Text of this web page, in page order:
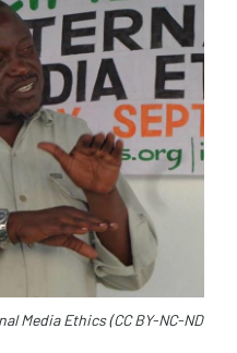
Media Ethics (CC BY-NC-ND